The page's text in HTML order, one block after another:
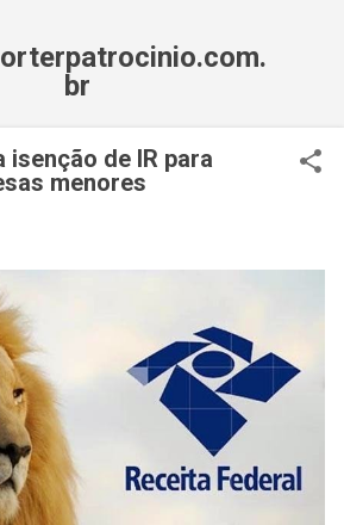
br
isenção de IR para
menores